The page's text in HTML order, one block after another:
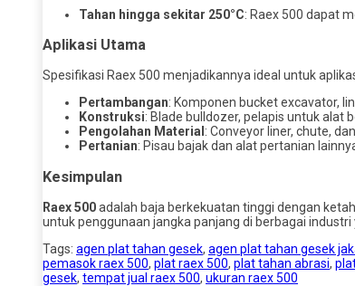
Tahan hingga sekitar 250°C: Raex 500 dapat
Aplikasi Utama
Spesifikasi Raex 500 menjadikannya ideal untuk
Pertambangan: Komponen bucket excavator,
Konstruksi: Blade bulldozer, pelapis untuk alat
Pengolahan Material : Conveyor liner, chute,
Pertanian: Pisau bajak dan alat pertanian
Kesimpulan
Raex 500adalah baja berkekuatan tinggi dengan
untuk penggunaan jangka panjang di berbagai
Tags: agen plat tahan gesek, agen plat tahan gesek
pemasok raex 500, plat raex 500, plat tahan abrasi,
gesek, tempat jual raex 500, ukuran raex 500